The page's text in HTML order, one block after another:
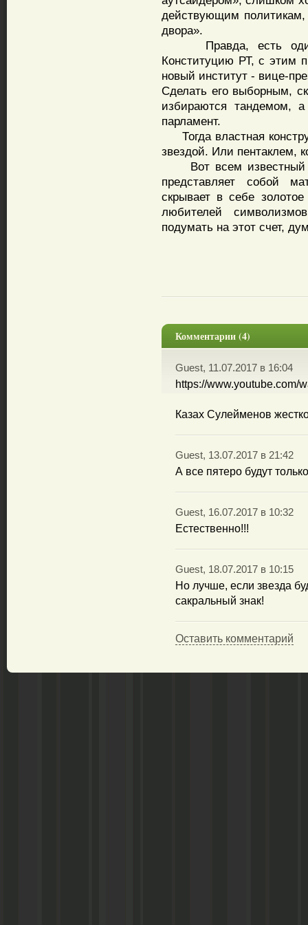
действующим
двора».
Правда, есть один
Конституцию РТ, с этим
новый институт - вице-
Сделать его выборным,
избираются тандемом,
парламент.
Тогда властная
звездой. Или пентаклем,
Вот всем известный
представляет собой
скрывает в себе
любителей
подумать на этот счет,
Комментарии (4)
Guest, 11.07.2017 в 16:04
https://www.youtube.com/
Казах Сулейменов
Guest, 13.07.2017 в 21:42
А все пятеро будут
Guest, 16.07.2017 в 10:32
Естественно!!!
Guest, 18.07.2017 в 10:15
Но лучше, если звезда
сакральный знак!
Оставить комментарий